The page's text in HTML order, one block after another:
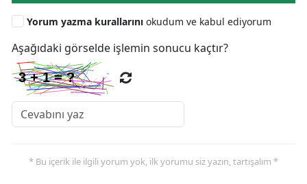
Yorum yazma kurallarını okudum ve kabul ediyorum
Aşağıdaki görselde işlemin sonucu kaçtır?
* Bu içerik ile ilgili yorum yok, ilk yorumu siz yazın, tartışalım *